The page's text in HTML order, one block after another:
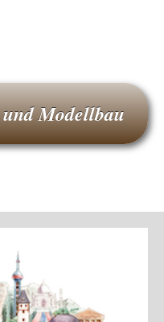
Modellbau